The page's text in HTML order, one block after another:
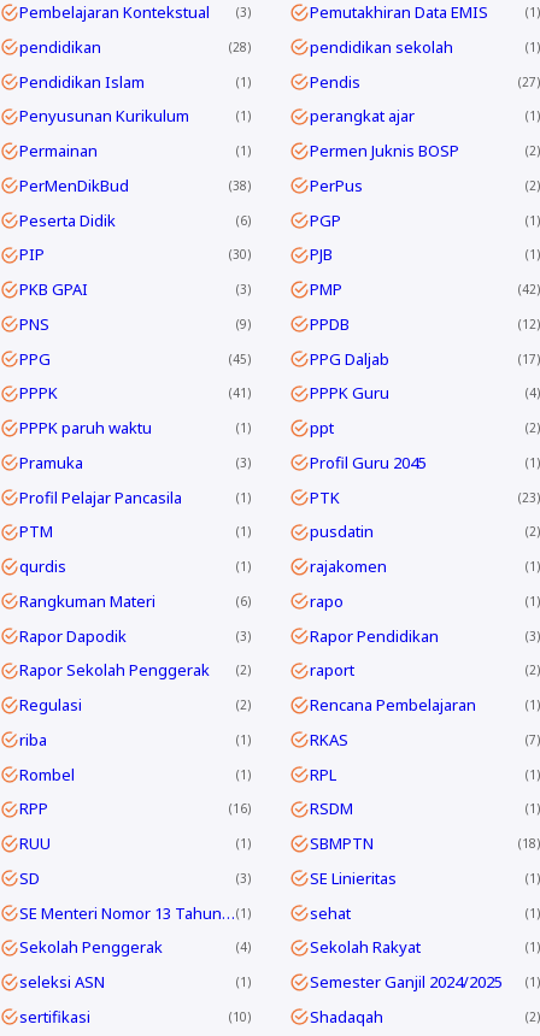
Pembelajaran Kontekstual 3 Pemutakhiran Data EMIS 1
pendidikan 28 pendidikan sekolah 1
Pendidikan Islam 1 Pendis 27
Penyusunan Kurikulum 1 perangkat ajar 1
Permainan 1 Permen Juknis BOSP 2
PerMenDikBud 38 PerPus 2
Peserta Didik 6 PGP 1
PIP 30 PJB 1
PKB GPAI 3 PMP 42
PNS 9 PPDB 12
PPG 45 PPG Daljab 17
PPPK 41 PPPK Guru 4
PPPK paruh waktu 1 ppt 2
Pramuka 3 Profil Guru 2045 1
Profil Pelajar Pancasila 1 PTK 23
PTM 1 pusdatin 2
qurdis 1 rajakomen 1
Rangkuman Materi 6 rapo 1
Rapor Dapodik 3 Rapor Pendidikan 3
Rapor Sekolah Penggerak 2 raport 2
Regulasi 2 Rencana Pembelajaran 1
riba 1 RKAS 7
Rombel 1 RPL 1
RPP 16 RSDM 1
RUU 1 SBMPTN 18
SD 3 SE Linieritas 1
SE Menteri Nomor 13 Tahun 2025 1 sehat 1
Sekolah Penggerak 4 Sekolah Rakyat 1
seleksi ASN 1 Semester Ganjil 2024/2025 1
sertifikasi 10 Shadaqah 2